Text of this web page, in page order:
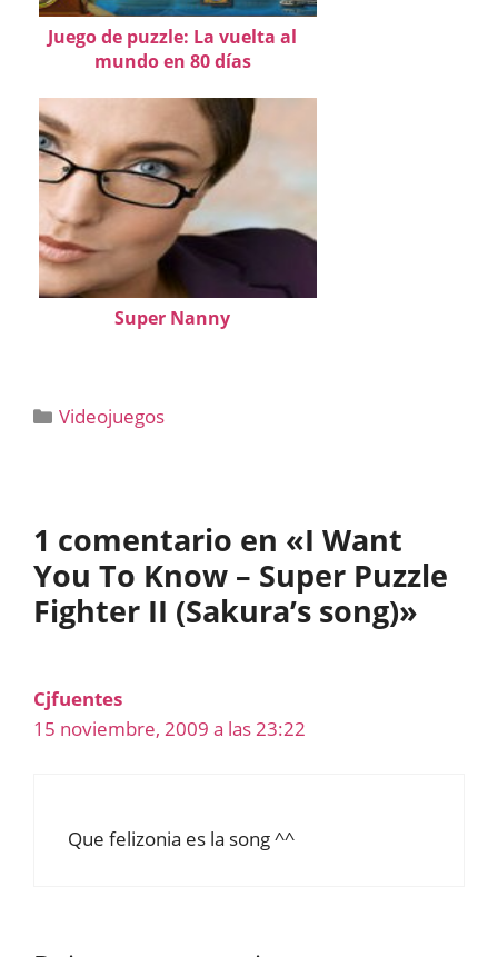
Juego de puzzle: La vuelta al
mundo en 80 días
Super Nanny
Categorías
Videojuegos
1 comentario en «I Want
You To Know – Super Puzzle
Fighter II (Sakura’s song)»
Cjfuentes
15 noviembre, 2009 a las 23:22
Que felizonia es la song ^^